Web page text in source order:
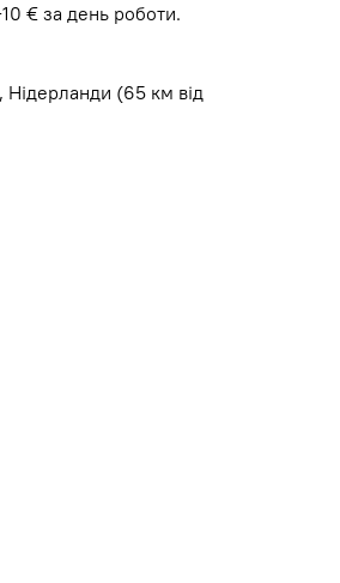
€ за день роботи.
(65 км від